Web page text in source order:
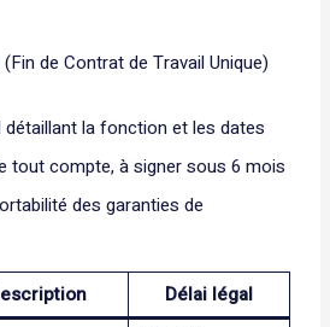
de Contrat de Travail Unique)
la fonction et les dates
tout compte, à signer sous 6 mois
des garanties de
Délai légal